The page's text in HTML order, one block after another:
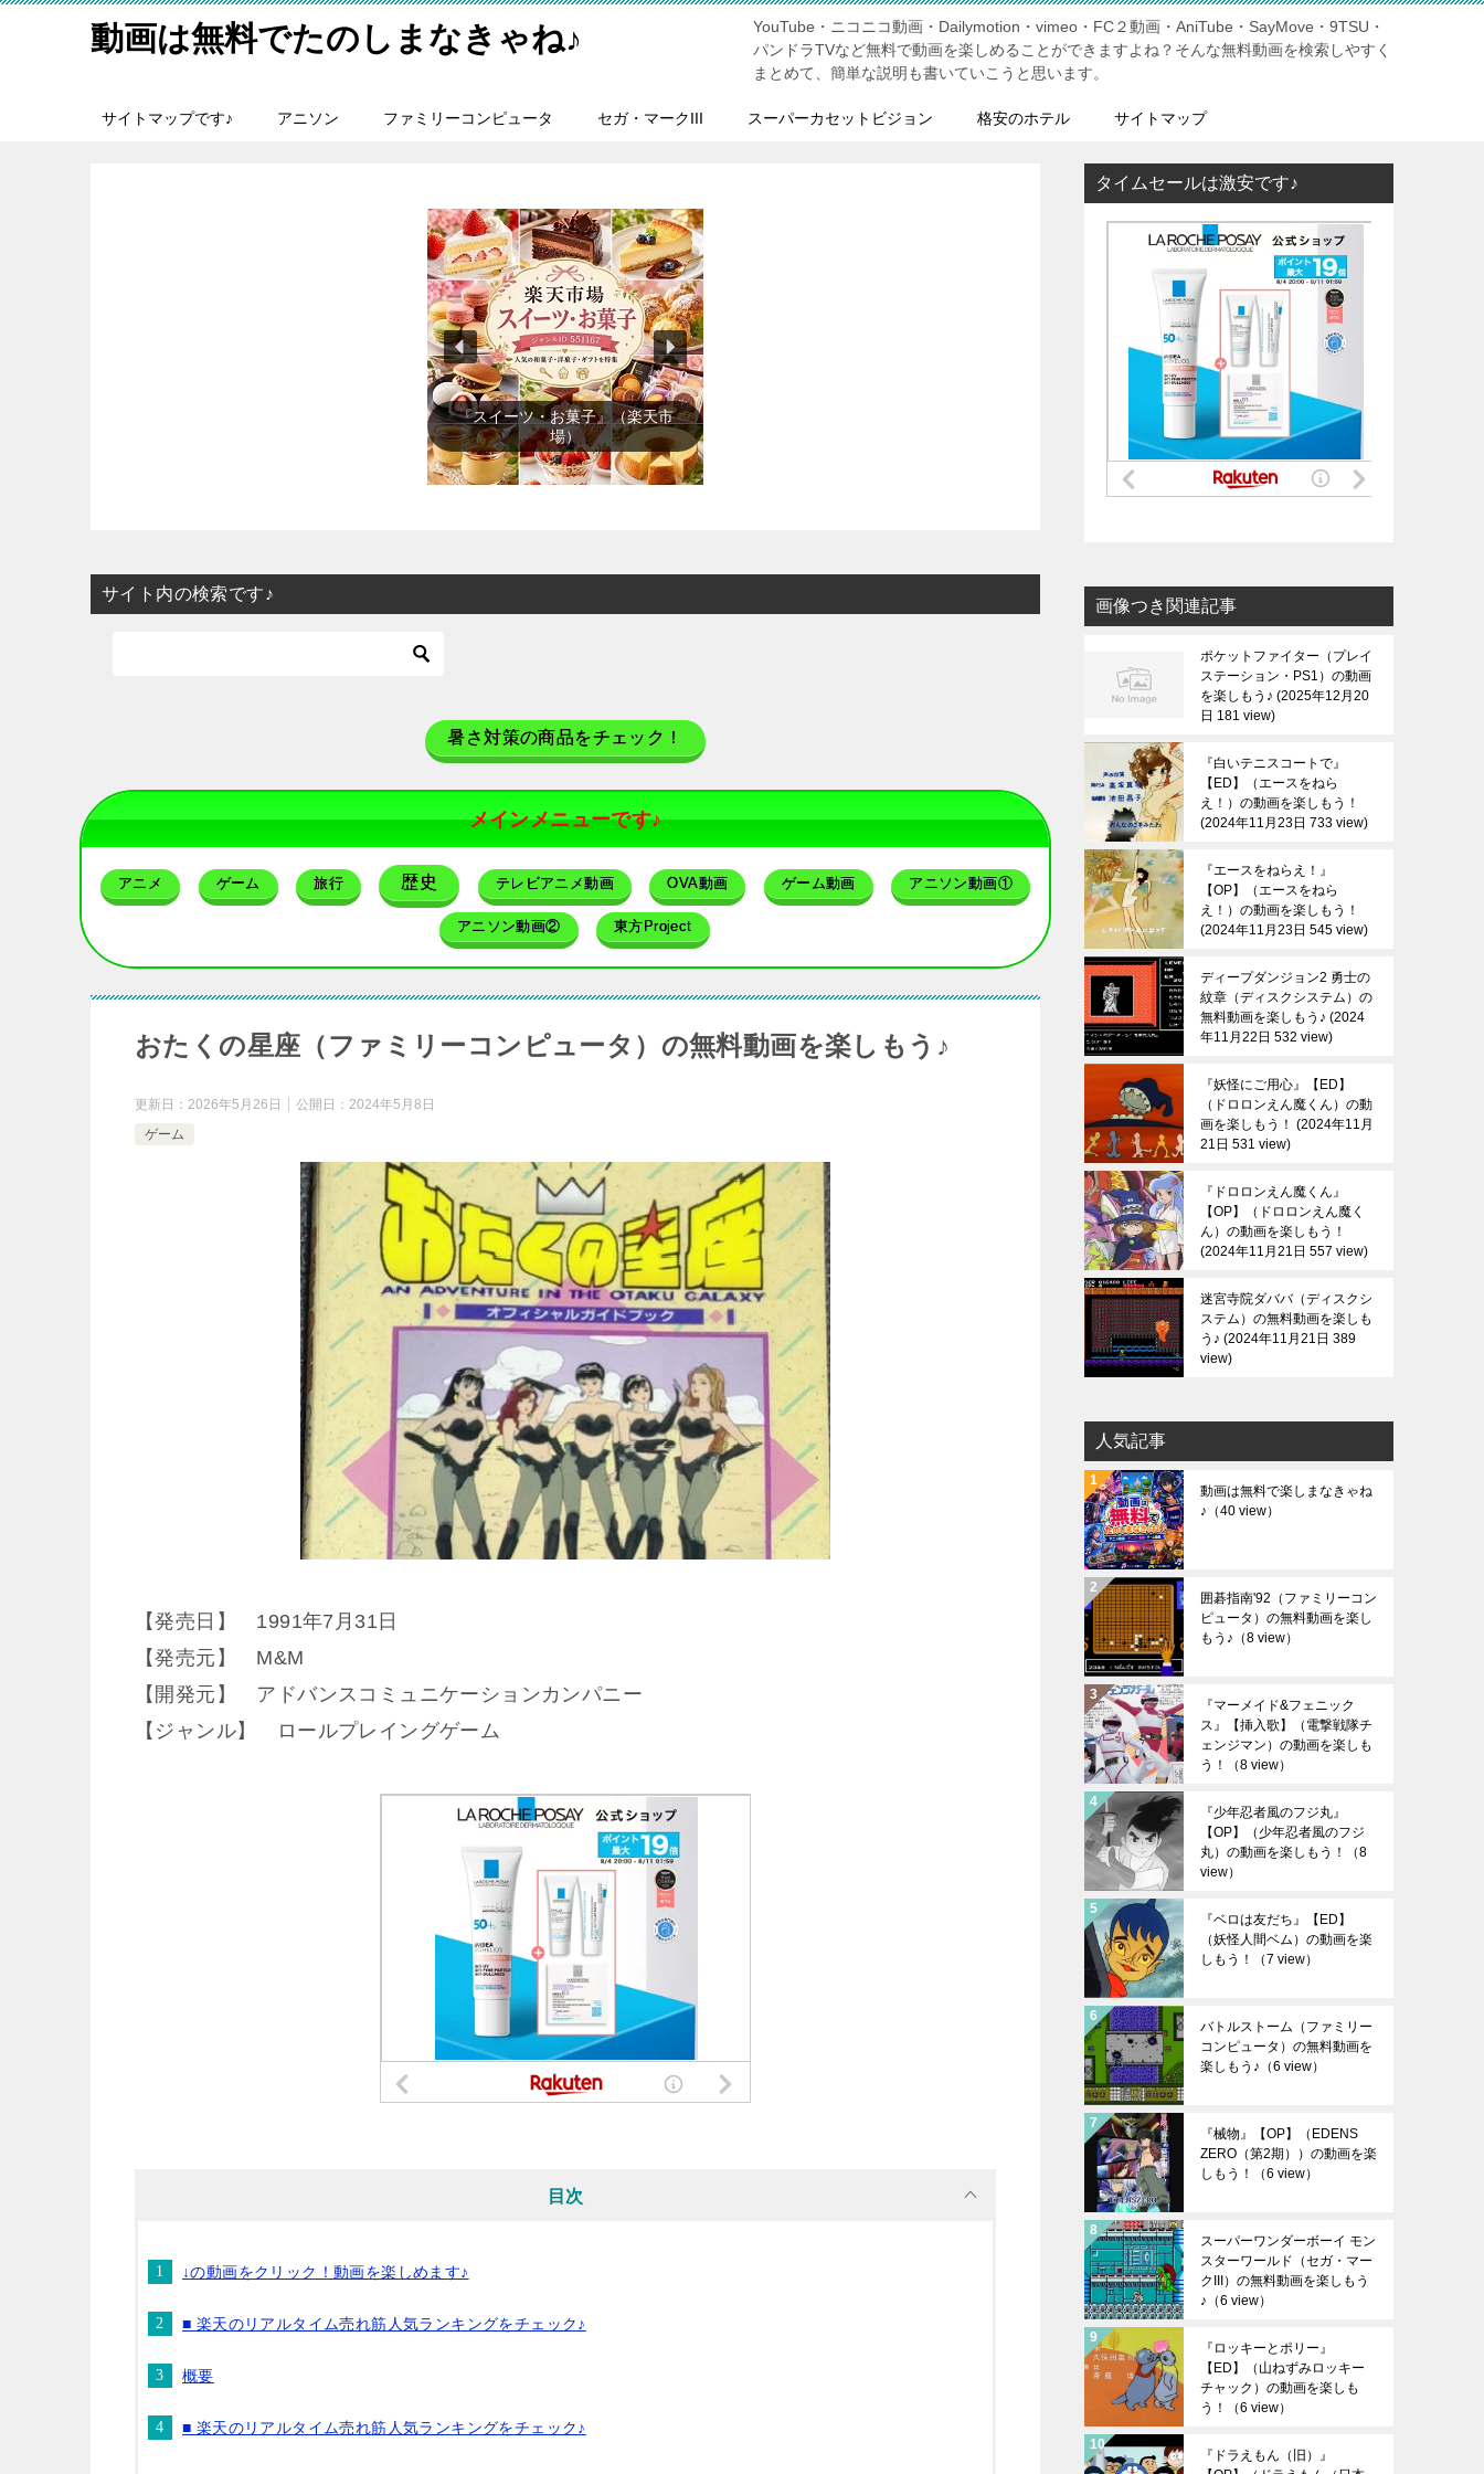
動画は無料でたのしまなきゃね♪
YouTube・ニコニコ動画・Dailymotion・vimeo・FC２動画・AniTube・SayMove・9TSU・
パンドラTVなど無料で動画を楽しめることができますよね？そんな無料動画を検索しやすく
まとめて、簡単な説明も書いていこうと思います。
サイトマップです♪ アニソン ファミリーコンピュータ セガ・マークIII スーパーカセットビジョン 格安のホテル サイトマップ
『メンズファッション』（楽天市
場）
サイト内の検索です♪
暑さ対策の商品をチェック！
メインメニューです♪
アニメ ゲーム 旅行 歴史 テレビアニメ動画 OVA動画 ゲーム動画 アニソン動画①
アニソン動画② 東方Project
おたくの星座（ファミリーコンピュータ）の無料動画を楽しもう♪
更新日： 2026年5月26日 公開日： 2024年5月8日
ゲーム
【発売日】 1991年7月31日
【発売元】 M&M
【開発元】 アドバンスコミュニケーションカンパニー
【ジャンル】 ロールプレイングゲーム
目次
↓の動画をクリック！動画を楽しめます♪
■ 楽天のリアルタイム売れ筋人気ランキングをチェック♪
概要
■ 楽天のリアルタイム売れ筋人気ランキングをチェック♪
タイムセールは激安です♪
画像つき関連記事
ポケットファイター（プレイ
ステーション・PS1）の動画
を楽しもう♪ 2025年12月20
日 181 view
『白いテニスコートで』
【ED】（エースをねら
え！）の動画を楽しもう！
2024年11月23日 733 view
『エースをねらえ！』
【OP】（エースをねら
え！）の動画を楽しもう！
2024年11月23日 545 view
ディープダンジョン2 勇士の
紋章（ディスクシステム）の
無料動画を楽しもう♪ 2024
年11月22日 532 view
『妖怪にご用心』【ED】
（ドロロンえん魔くん）の動
画を楽しもう！
2024年11月
21日 531 view
『ドロロンえん魔くん』
【OP】（ドロロンえん魔く
ん）の動画を楽しもう！
2024年11月21日 557 view
迷宮寺院ダババ（ディスクシ
ステム）の無料動画を楽しも
う♪ 2024年11月21日 389
view
人気記事
動画は無料で楽しまなきゃね
♪ （40 view）
囲碁指南'92（ファミリーコン
ピュータ）の無料動画を楽し
もう♪ （8 view）
『マーメイド&フェニック
ス』【挿入歌】（電撃戦隊チ
ェンジマン）の動画を楽しも
う！
（8 view）
『少年忍者風のフジ丸』
【OP】（少年忍者風のフジ
丸）の動画を楽しもう！
（8
view）
『ベロは友だち』【ED】
（妖怪人間ベム）の動画を楽
しもう！
（7 view）
バトルストーム（ファミリー
コンピュータ）の無料動画を
楽しもう♪ （6 view）
『械物』【OP】（EDENS
ZERO（第2期））の動画を楽
しもう！
（6 view）
スーパーワンダーボーイ モン
スターワールド（セガ・マー
クIII）の無料動画を楽しもう
♪ （6 view）
『ロッキーとポリー』
【ED】（山ねずみロッキー
チャック）の動画を楽しも
う！
（6 view）
『ドラえもん（旧）』